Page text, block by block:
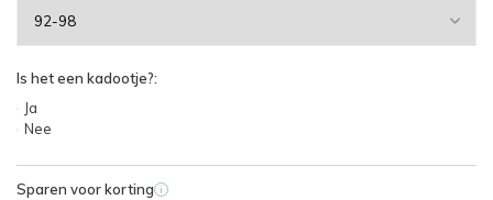
Is het een kadootje?:
Ja
Nee
Sparen voor korting i